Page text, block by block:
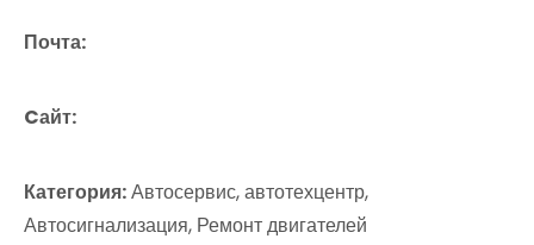
Почта:
Cайт:
Категория:Автосервис, автотехцентр,
Автосигнализация, Ремонт двигателей